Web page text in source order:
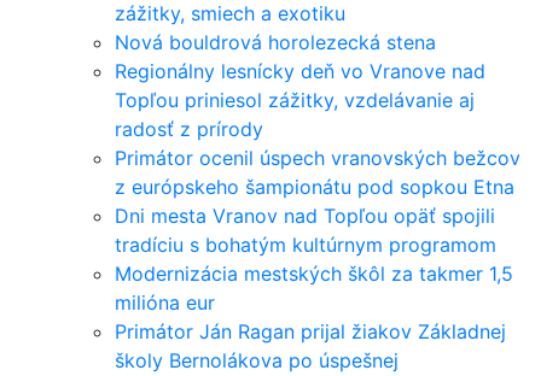
zážitky, smiech a exotiku
Nová bouldrová horolezecká stena
Regionálny lesnícky deň vo Vranove nad
Topľou priniesol zážitky, vzdelávanie aj
radosť z prírody
Primátor ocenil úspech vranovských bežcov
z európskeho šampionátu pod sopkou Etna
Dni mesta Vranov nad Topľou opäť spojili
tradíciu s bohatým kultúrnym programom
Modernizácia mestských škôl za takmer 1,5
milióna eur
Primátor Ján Ragan prijal žiakov Základnej
školy Bernolákova po úspešnej